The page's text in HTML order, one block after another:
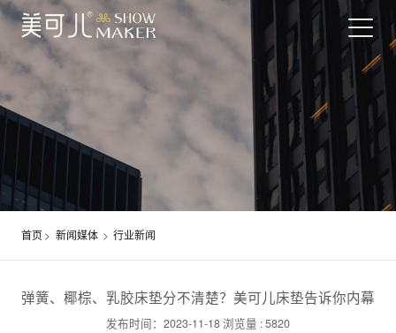
首页> 新闻媒体 > 行业新闻
弹簧、椰棕、乳胶床垫分不清楚？美可儿床垫告诉你内幕
发布时间：2023-11-18浏览量 : 5820